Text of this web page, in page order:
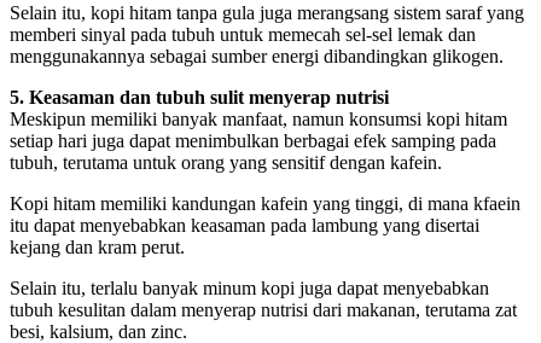
Selain itu, kopi hitam tanpa gula juga merangsang sistem saraf yang
memberi sinyal pada tubuh untuk memecah sel-sel lemak dan
menggunakannya sebagai sumber energi dibandingkan glikogen.
5. Keasaman dan tubuh sulit menyerap nutrisi
Meskipun memiliki banyak manfaat, namun konsumsi kopi hitam
setiap hari juga dapat menimbulkan berbagai efek samping pada
tubuh, terutama untuk orang yang sensitif dengan kafein.
Kopi hitam memiliki kandungan kafein yang tinggi, di mana kfaein
itu dapat menyebabkan keasaman pada lambung yang disertai
kejang dan kram perut.
Selain itu, terlalu banyak minum kopi juga dapat menyebabkan
tubuh kesulitan dalam menyerap nutrisi dari makanan, terutama zat
besi, kalsium, dan zinc.